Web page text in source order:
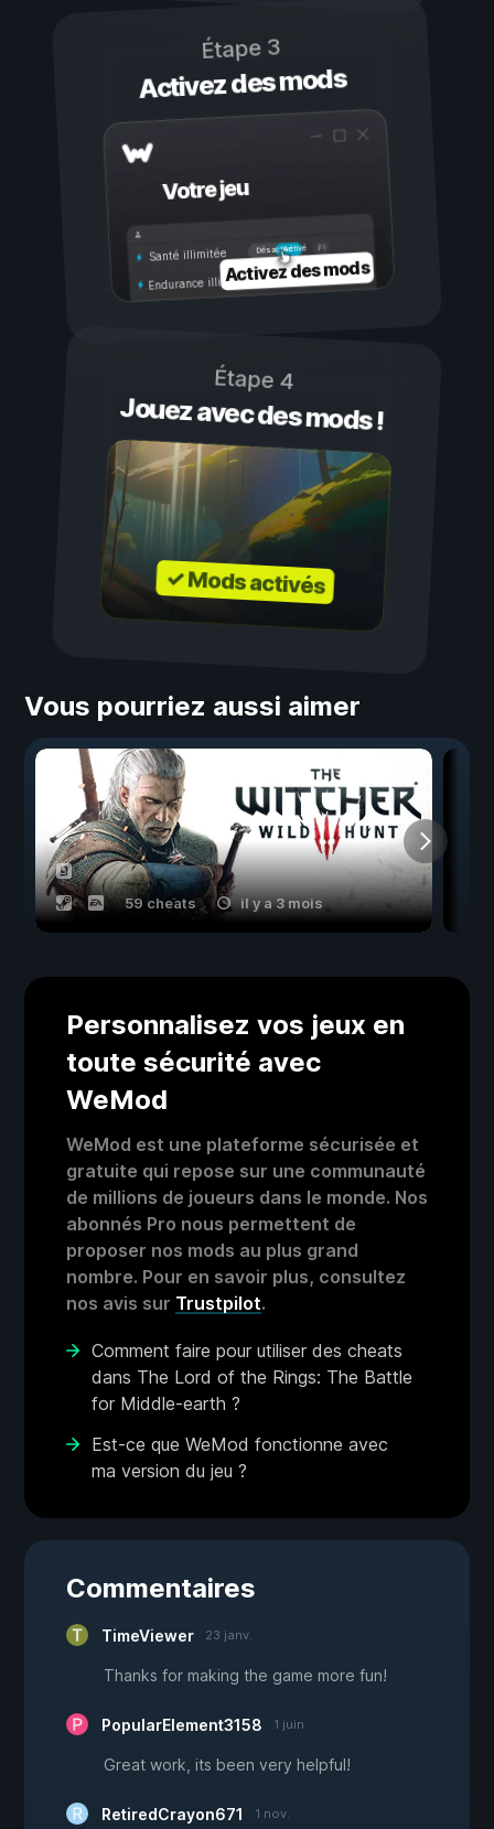
Étape 3
Activez des mods
Votre jeu
Activé
Désactivé
Santé illimitée
Endurance illimitéeActivez des mods
Étape 4
Jouez avec des mods !
✓ Mods activés
Vous pourriez aussi aimer
59 cheats il y a 3 mois
Personnalisez vos jeux en
toute sécurité avec
WeMod
WeMod est une plateforme sécurisée et
gratuite qui repose sur une communauté
de millions de joueurs dans le monde. Nos
abonnés Pro nous permettent de
proposer nos mods au plus grand
nombre. Pour en savoir plus, consultez
nos avis sur Trustpilot.
Comment faire pour utiliser des cheats
dans The Lord of the Rings: The Battle
for Middle-earth ?
Est-ce que WeMod fonctionne avec
ma version du jeu ?
Commentaires
TimeViewer 23 janv.
Thanks for making the game more fun!
PopularElement3158 1 juin
Great work, its been very helpful!
RetiredCrayon671 1 nov.